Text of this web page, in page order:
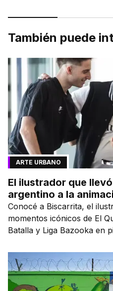
También puede
ARTE URBANO
El ilustrador que
argentino a la
Conocé a Biscarrita, el
momentos icónicos de El
Batalla y Liga Bazooka en